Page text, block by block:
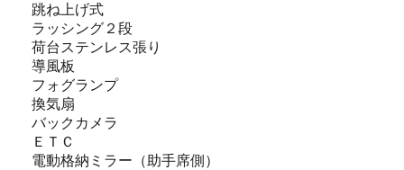
跳ね上げ式
ラッシング２段
荷台ステンレス張り
導風板
フォグランプ
換気扇
バックカメラ
ＥＴＣ
電動格納ミラー（助手席側）